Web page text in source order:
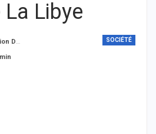
La Libye
SOCIÉTÉ